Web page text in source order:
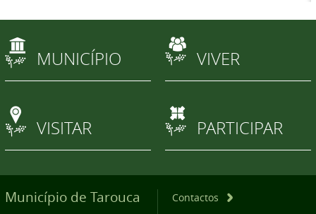
MUNICÍPIO VIVER
VISITAR PARTICIPAR
Município de Tarouca
Contactos